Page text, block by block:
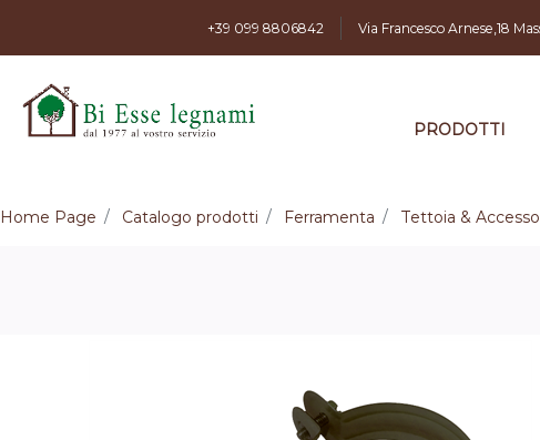
+39 099 8806842 Via Francesco Arnese,18
PRODOTTI
Home Page Catalogo prodotti Ferramenta Tettoia &